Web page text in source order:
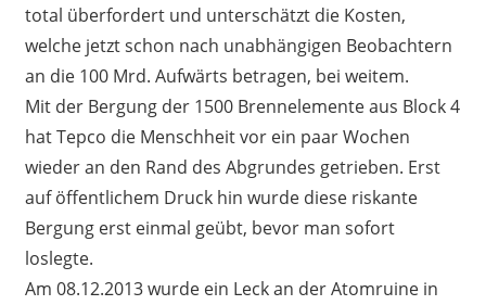
total überfordert und unterschätzt die Kosten,
welche jetzt schon nach unabhängigen Beobachtern
an die 100 Mrd. Aufwärts betragen, bei weitem.
Mit der Bergung der 1500 Brennelemente aus Block 4
hat Tepco die Menschheit vor ein paar Wochen
wieder an den Rand des Abgrundes getrieben. Erst
auf öffentlichem Druck hin wurde diese riskante
Bergung erst einmal geübt, bevor man sofort
loslegte.
Am 08.12.2013 wurde ein Leck an der Atomruine in